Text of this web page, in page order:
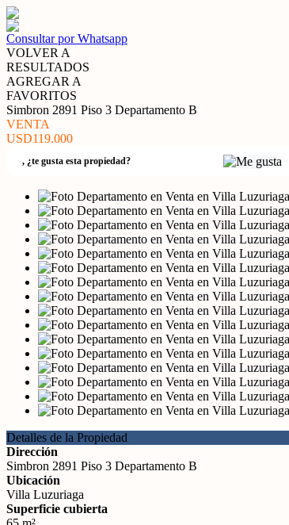
Consultar por Whatsapp
VOLVER A
RESULTADOS
AGREGAR A
FAVORITOS
Simbron 2891 Piso 3 Departamento B
VENTA
USD119.000
, ¿te gusta esta propiedad?
Detalles de la Propiedad
Dirección
Simbron 2891 Piso 3 Departamento B
Ubicación
Villa Luzuriaga
Superficie cubierta